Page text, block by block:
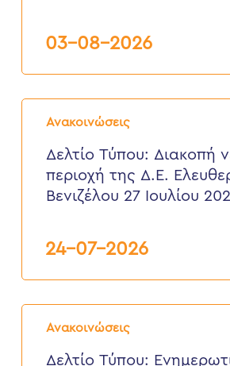
Σούδας,
έως
2026
03-08-2026
Ανακοινώσεις
Δελτίο
Τύπου:
νερού
περιοχή
2026
Δελτίο Τύπου: Διακοπή
περιοχή της Δ.Ε.
Βενιζέλου 27 Ιουλίου
24-07-2026
Ανακοινώσεις
Δελτίο
Τύπου:
επιστολή
Δελτίο Τύπου: